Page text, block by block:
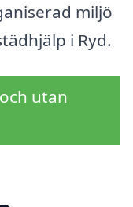
miljö
i Ryd.
utan